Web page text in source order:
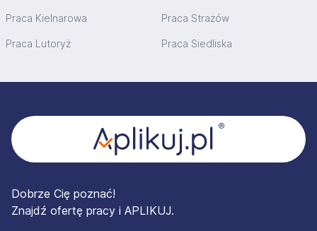
Praca Kielnarowa Praca Strażów
Praca Lutoryż Praca Siedliska
Dobrze Cię poznać!
Znajdź ofertę pracy i APLIKUJ.